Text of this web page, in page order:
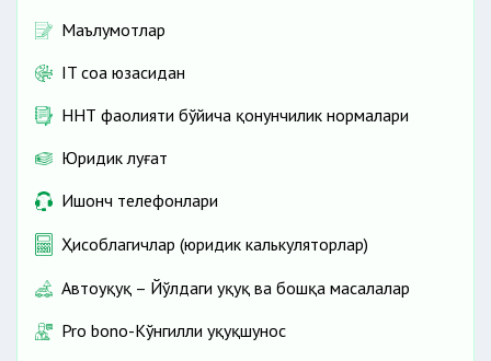
Маълумотлар
IT соҳа юзасидан
ННТ фаолияти бўйича қонунчилик нормалари
Юридик луғат
Ишонч телефонлари
Ҳисоблагичлар (юридик калькуляторлар)
Автоҳуқуқ – Йўлдаги ҳуқуқ ва бошқа масалалар
Pro bono-Кўнгилли ҳуқуқшунос